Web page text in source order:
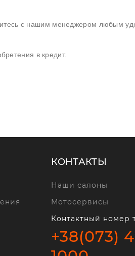
с нашим менеджером любым
в кредит.
КОНТАКТЫ
Наши салоны
Мотосервисы
Контактный номер
+38(073)